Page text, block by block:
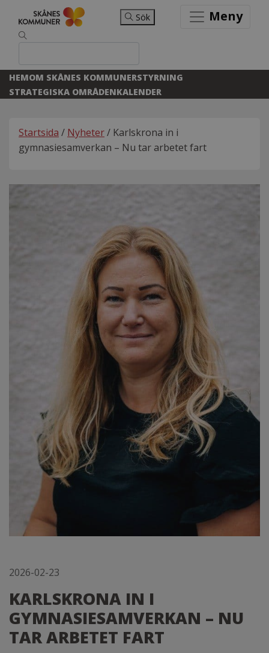
Sök Meny
HEMOM SKÅNES KOMMUNERSTYRNING
STRATEGISKA OMRÅDENKALENDER
Startsida / Nyheter/ Karlskrona in i
gymnasiesamverkan – Nu tar arbetet fart
2026-02-23
KARLSKRONA IN I
GYMNASIESAMVERKAN – NU
TAR ARBETET FART